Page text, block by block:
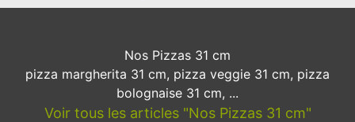
Nos Pizzas 31 cm
pizza margherita 31 cm, pizza veggie 31 cm, pizza
bolognaise 31 cm, ...
Voir tous les articles "Nos Pizzas 31 cm"